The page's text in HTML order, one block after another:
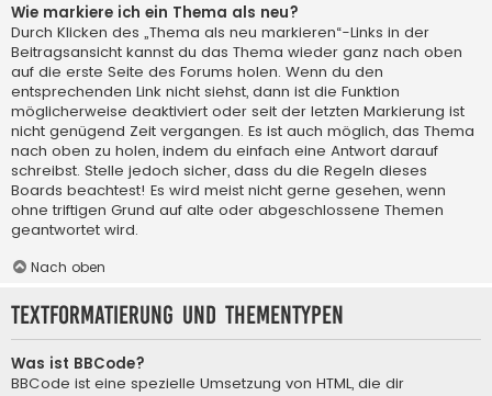
Wie markiere ich ein Thema als neu?
Durch Klicken des „Thema als neu markieren“-Links in der
Beitragsansicht kannst du das Thema wieder ganz nach oben
auf die erste Seite des Forums holen. Wenn du den
entsprechenden Link nicht siehst, dann ist die Funktion
möglicherweise deaktiviert oder seit der letzten Markierung ist
nicht genügend Zeit vergangen. Es ist auch möglich, das Thema
nach oben zu holen, indem du einfach eine Antwort darauf
schreibst. Stelle jedoch sicher, dass du die Regeln dieses
Boards beachtest! Es wird meist nicht gerne gesehen, wenn
ohne triftigen Grund auf alte oder abgeschlossene Themen
geantwortet wird.
Nach oben
Textformatierung und Thementypen
Was ist BBCode?
BBCode ist eine spezielle Umsetzung von HTML, die dir